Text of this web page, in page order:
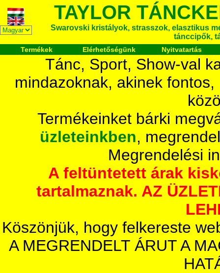
TAYLOR
Swarovski kristályok, strasszok, elasztikus
tánccipők,
Termékek Elérhetőségünk Nyitvatartás
Tánc, Sport, Show-val
mindazoknak, akinek
Termékeinket bárki
üzleteinkben,
Megrendelési
A feltüntetett árak
tartalmaznak. AZ
Köszönjük, hogy felkereste
A MEGRENDELT ÁRUT A